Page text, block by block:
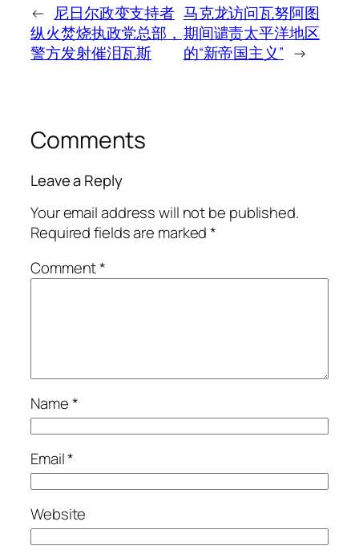
← 尼日尔政变支持者
纵火焚烧执政党总部，
警方发射催泪瓦斯
马克龙访问瓦努阿图
期间谴责太平洋地区
的“新帝国主义” →
Comments
Leave a Reply
Your email address will not be published.
Required fields are marked*
Comment*
Name*
Email*
Website